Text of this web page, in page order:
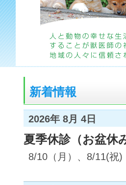
新着情報
2026年 8月 4日
夏季休診（お盆休
8/10（月）、8/11(